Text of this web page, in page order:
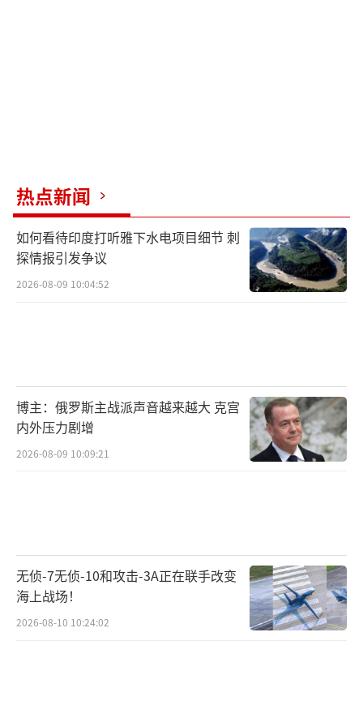
热点新闻
如何看待印度打听雅下水电项目细节 刺
探情报引发争议
2026-08-09 10:04:52
博主：俄罗斯主战派声音越来越大 克宫
内外压力剧增
2026-08-09 10:09:21
无侦-7无侦-10和攻击-3A正在联手改变
海上战场！
2026-08-10 10:24:02